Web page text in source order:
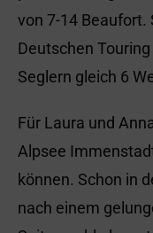
von 7-14 Beaufort.
Deutschen
Seglern gleich 6
Für Laura und
Alpsee
können. Schon in
nach einem